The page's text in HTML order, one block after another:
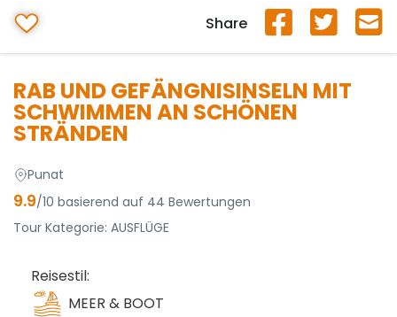
RAB UND GEFÄNGNISINSELN MIT
SCHWIMMEN AN SCHÖNEN
STRÄNDEN
Punat
9.9/10 basierend auf 44 Bewertungen
Tour Kategorie: AUSFLÜGE
Reisestil:
MEER & BOOT
Share